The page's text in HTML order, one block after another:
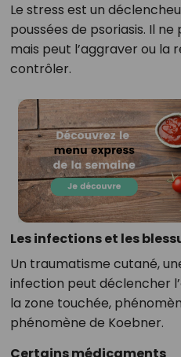
Le stress est un
poussées de psoriasis. Il
mais peut l’aggraver ou la
contrôler.
Les infections et les
Un traumatisme cutané,
infection peut déclencher
la zone touchée,
phénomène de Koebner.